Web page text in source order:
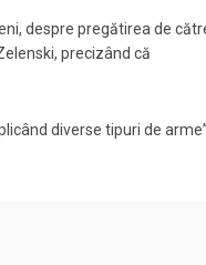
despre pregătirea de
precizând că
diverse tipuri de